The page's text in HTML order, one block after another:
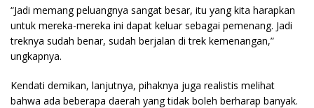
“Jadi memang peluangnya sangat besar, itu yang kita harapkan
untuk mereka-mereka ini dapat keluar sebagai pemenang. Jadi
treknya sudah benar, sudah berjalan di trek kemenangan,”
ungkapnya.
Kendati demikan, lanjutnya, pihaknya juga realistis melihat
bahwa ada beberapa daerah yang tidak boleh berharap banyak.